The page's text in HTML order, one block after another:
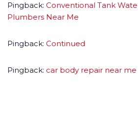
Pingback: Conventional Tank
Plumbers Near Me
Pingback: Continued
Pingback: car body repair near me